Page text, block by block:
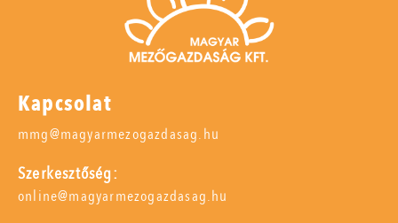
Kapcsolat
mmg@magyarmezogazdasag.hu
Szerkesztőség:
online@magyarmezogazdasag.hu